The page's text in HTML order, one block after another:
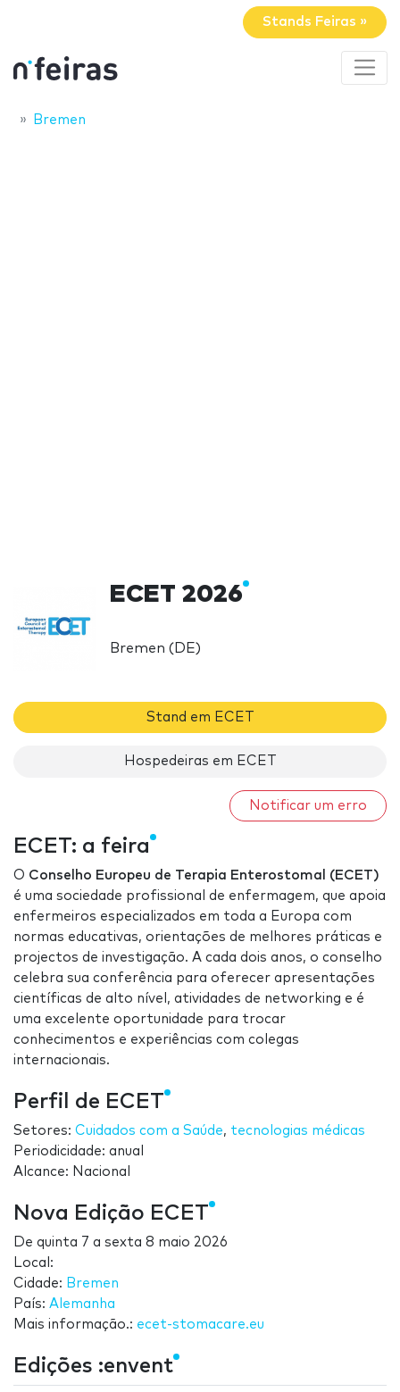
Stands Feiras »
Bremen
ECET 2026
Bremen (DE)
Stand em ECET
Hospedeiras em ECET
Notificar um erro
ECET: a feira
O Conselho Europeu de Terapia Enterostomal (ECET)
é uma sociedade profissional de enfermagem, que apoia
enfermeiros especializados em toda a Europa com
normas educativas, orientações de melhores práticas e
projectos de investigação. A cada dois anos, o conselho
celebra sua conferência para oferecer apresentações
científicas de alto nível, atividades de networking e é
uma excelente oportunidade para trocar
conhecimentos e experiências com colegas
internacionais.
Perfil de ECET
Setores: Cuidados com a Saúde, tecnologias médicas
Periodicidade: anual
Alcance: Nacional
Nova Edição ECET
De quinta 7 a sexta 8 maio 2026
Local:
Cidade: Bremen
País: Alemanha
Mais informação.: ecet-stomacare.eu
Edições :envent